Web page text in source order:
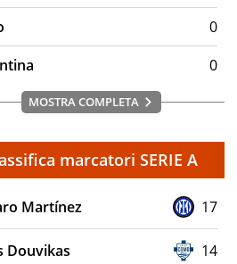
0
0
MOSTRA COMPLETA
marcatori SERIE A
Martínez 17
Douvikas 14